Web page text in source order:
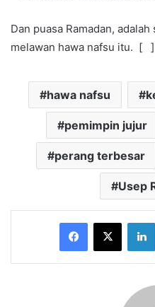
Dan puasa Ramadan,
melawan hawa nafsu
hawa nafsu
pemimpin jujur
perang terbesar
Usep
Facebook
X